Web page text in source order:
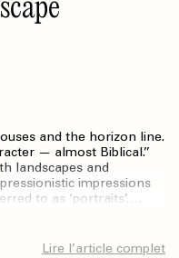
and the horizon line.
— almost Biblical.’’
landscapes and
impressions
to as ‘portraits’.…
Lire l’article complet